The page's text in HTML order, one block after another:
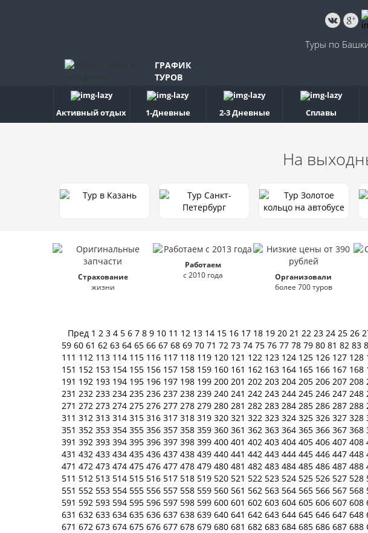
Туры по
ГРАФИК
ТУРОВ
Активный отдых 1-Дневные 2-3 Дневные Сплавы
На
Страхование
жизни
Работаем
с 2010 года
Организовали
более 700 туров
Пред 1 2 3 4 5 6 7 8 9 10 11 12 13 14 15 16 17 18 19 20 21 22 23 24 25 26
59 60 61 62 63 64 65 66 67 68 69 70 71 72 73 74 75 76 77 78 79 80 81 82 83
111 112 113 114 115 116 117 118 119 120 121 122 123 124 125 126 127 128
151 152 153 154 155 156 157 158 159 160 161 162 163 164 165 166 167 168
191 192 193 194 195 196 197 198 199 200 201 202 203 204 205 206 207 208
231 232 233 234 235 236 237 238 239 240 241 242 243 244 245 246 247 248
271 272 273 274 275 276 277 278 279 280 281 282 283 284 285 286 287 288
311 312 313 314 315 316 317 318 319 320 321 322 323 324 325 326 327 328
351 352 353 354 355 356 357 358 359 360 361 362 363 364 365 366 367 368
391 392 393 394 395 396 397 398 399 400 401 402 403 404 405 406 407 408
431 432 433 434 435 436 437 438 439 440 441 442 443 444 445 446 447 448
471 472 473 474 475 476 477 478 479 480 481 482 483 484 485 486 487 488
511 512 513 514 515 516 517 518 519 520 521 522 523 524 525 526 527 528
551 552 553 554 555 556 557 558 559 560 561 562 563 564 565 566 567 568
591 592 593 594 595 596 597 598 599 600 601 602 603 604 605 606 607 608
631 632 633 634 635 636 637 638 639 640 641 642 643 644 645 646 647 648
671 672 673 674 675 676 677 678 679 680 681 682 683 684 685 686 687 688